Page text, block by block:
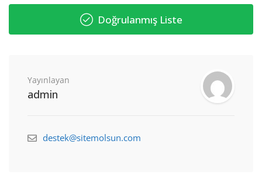
Doğrulanmış Liste
Yayınlayan
admin
destek@sitemolsun.com